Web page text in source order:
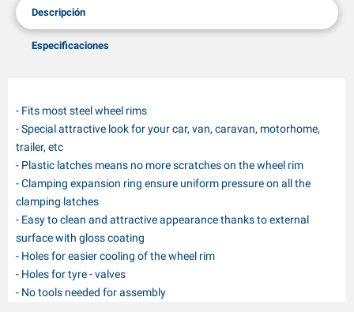
Descripción
Especificaciones
- Fits most steel wheel rims
- Special attractive look for your car, van, caravan, motorhome,
trailer, etc
- Plastic latches means no more scratches on the wheel rim
- Clamping expansion ring ensure uniform pressure on all the
clamping latches
- Easy to clean and attractive appearance thanks to external
surface with gloss coating
- Holes for easier cooling of the wheel rim
- Holes for tyre - valves
- No tools needed for assembly